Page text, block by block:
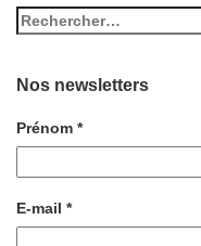
Nos newsletters
Prénom *
E-mail *